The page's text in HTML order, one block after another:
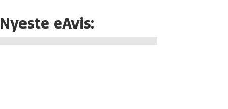
Nyeste eAvis: